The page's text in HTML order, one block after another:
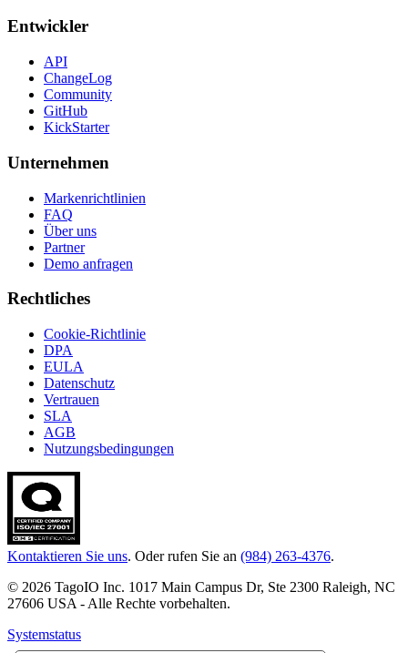
Entwickler
API
ChangeLog
Community
GitHub
KickStarter
Unternehmen
Markenrichtlinien
FAQ
Über uns
Partner
Demo anfragen
Rechtliches
Cookie-Richtlinie
DPA
EULA
Datenschutz
Vertrauen
SLA
AGB
Nutzungsbedingungen
Kontaktieren Sie uns. Oder rufen Sie an (984) 263-4376.
© 2026 TagoIO Inc. 1017 Main Campus Dr, Ste 2300 Raleigh, NC
27606 USA - Alle Rechte vorbehalten.
Systemstatus